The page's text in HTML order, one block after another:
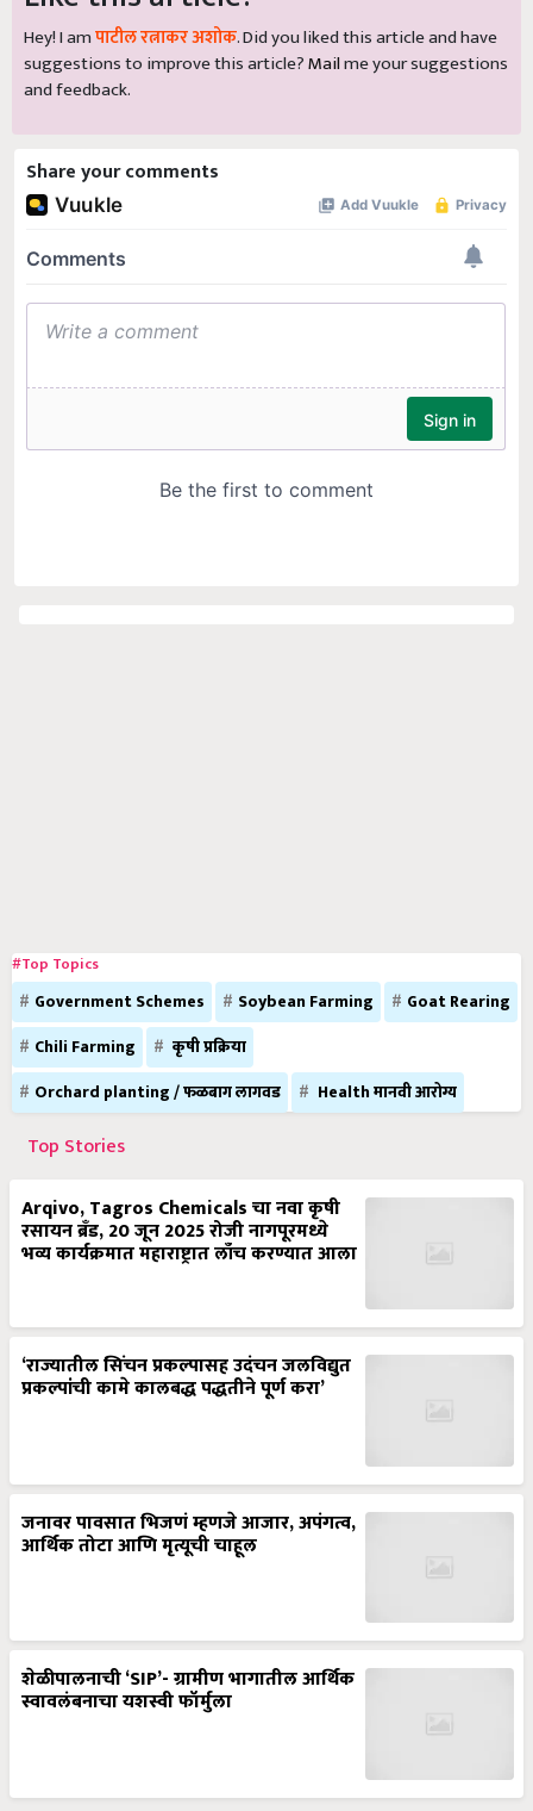
Hey! I amपाटील रत्नाकर अशोक. Did you liked this article and have
suggestions to improve this article?Mailme your suggestions
and feedback.
Share your comments
#Top Topics
Government Schemes Soybean Farming
Goat Rearing
Chili Farming
कृषी प्रक्रिया
Orchard planting / फळबाग लागवड
Health मानवी आरोग्य
Top Stories
Arqivo, Tagros Chemicals चा नवा कृषी
रसायन ब्रँड, 20 जून 2025 रोजी नागपूरमध्ये
भव्य कार्यक्रमात महाराष्ट्रात लाँच करण्यात आला
‘राज्यातील सिंचन प्रकल्पासह उदंचन जलविद्युत
प्रकल्पांची कामे कालबद्ध पद्धतीने पूर्ण करा’
जनावर पावसात भिजणं म्हणजे आजार, अपंगत्व,
आर्थिक तोटा आणि मृत्यूची चाहूल
शेळीपालनाची ‘SIP’- ग्रामीण भागातील आर्थिक
स्वावलंबनाचा यशस्वी फॉर्मुला